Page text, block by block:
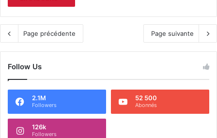
Page précédente Page suivante
Follow Us
2.1M
Followers
52 500
Abonnés
126k
Followers